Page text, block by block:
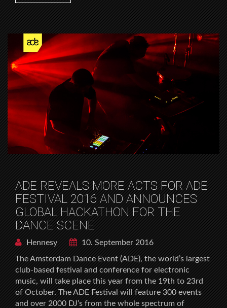
ADE REVEALS MORE ACTS FOR ADE
FESTIVAL 2016 AND ANNOUNCES
GLOBAL HACKATHON FOR THE
DANCE SCENE
Hennesy
10. September 2016
The Amsterdam Dance Event (ADE), the world’s largest
club-based festival and conference for electronic
music, will take place this year from the 19th to 23rd
of October. The ADE Festival will feature 300 events
and over 2000 DJ’s from the whole spectrum of